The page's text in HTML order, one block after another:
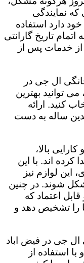
که نمایندگی
دارد استفاده
تاریخ گارانتی
از خدمات پس از
ال جی در
توانید بهترین
کنید. ارائه
ساله به دست
بالا،
کرده اند. با این
این لوازم نیز
شوند. در چنین
اعتماد که
را تشخیص دهد و
ال جی در فیض اباد
استفاده از